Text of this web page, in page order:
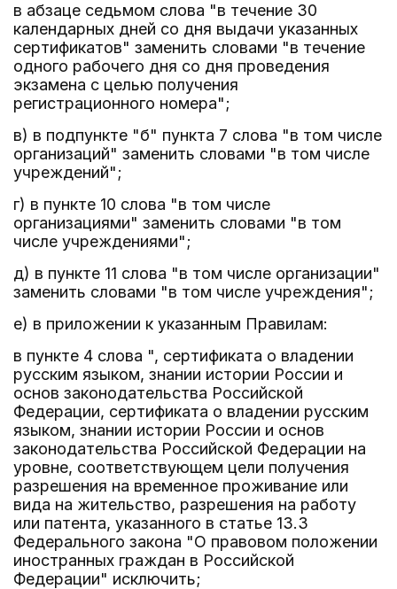
в абзаце седьмом слова "в течение 30
календарных дней со дня выдачи указанных
сертификатов" заменить словами "в течение
одного рабочего дня со дня проведения
экзамена с целью получения
регистрационного номера";
в) в подпункте "б" пункта 7 слова "в том числе
организаций" заменить словами "в том числе
учреждений";
г) в пункте 10 слова "в том числе
организациями" заменить словами "в том
числе учреждениями";
д) в пункте 11 слова "в том числе организации"
заменить словами "в том числе учреждения";
е) в приложении к указанным Правилам:
в пункте 4 слова ", сертификата о владении
русским языком, знании истории России и
основ законодательства Российской
Федерации, сертификата о владении русским
языком, знании истории России и основ
законодательства Российской Федерации на
уровне, соответствующем цели получения
разрешения на временное проживание или
вида на жительство, разрешения на работу
или патента, указанного в статье 13.3
Федерального закона "О правовом положении
иностранных граждан в Российской
Федерации" исключить;